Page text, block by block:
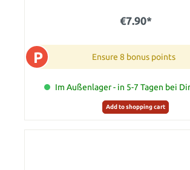
€7.90*
P Ensure 8 bonus points
Im Außenlager - in 5-7 Tagen bei
Add to shopping cart